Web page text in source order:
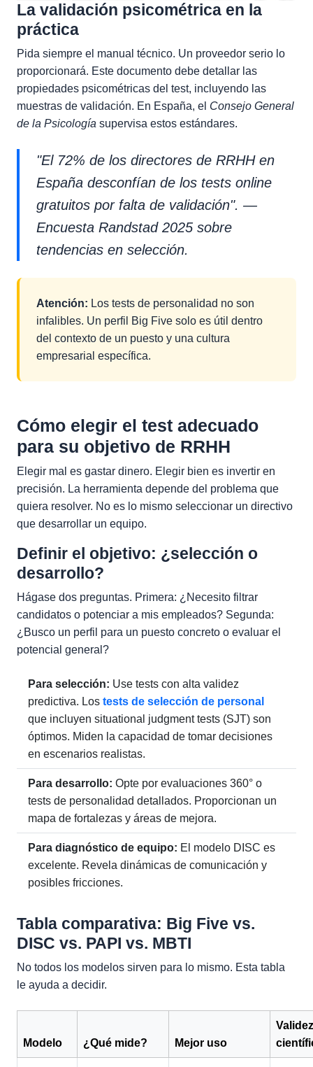
La validación psicométrica en la
práctica
Pida siempre el manual técnico. Un proveedor serio lo
proporcionará. Este documento debe detallar las
propiedades psicométricas del test, incluyendo las
muestras de validación. En España, el Consejo General
de la Psicología supervisa estos estándares.
"El 72% de los directores de RRHH en
España desconfían de los tests online
gratuitos por falta de validación". —
Encuesta Randstad 2025 sobre
tendencias en selección.
Atención: Los tests de personalidad no son
infalibles. Un perfil Big Five solo es útil dentro
del contexto de un puesto y una cultura
empresarial específica.
Cómo elegir el test adecuado
para su objetivo de RRHH
Elegir mal es gastar dinero. Elegir bien es invertir en
precisión. La herramienta depende del problema que
quiera resolver. No es lo mismo seleccionar un directivo
que desarrollar un equipo.
Definir el objetivo: ¿selección o
desarrollo?
Hágase dos preguntas. Primera: ¿Necesito filtrar
candidatos o potenciar a mis empleados? Segunda:
¿Busco un perfil para un puesto concreto o evaluar el
potencial general?
Para selección: Use tests con alta validez
predictiva. Los tests de selección de personal
que incluyen situational judgment tests (SJT) son
óptimos. Miden la capacidad de tomar decisiones
en escenarios realistas.
Para desarrollo: Opte por evaluaciones 360° o
tests de personalidad detallados. Proporcionan un
mapa de fortalezas y áreas de mejora.
Para diagnóstico de equipo: El modelo DISC es
excelente. Revela dinámicas de comunicación y
posibles fricciones.
Tabla comparativa: Big Five vs.
DISC vs. PAPI vs. MBTI
No todos los modelos sirven para lo mismo. Esta tabla
le ayuda a decidir.
Modelo ¿Qué mide? Mejor uso
Validez